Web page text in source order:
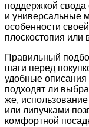
поддержкой свода
и универсальные
особенности
плоскостопия или
Правильный
шаги перед
удобные описания
подходят ли
же,
или липучками
комфортной